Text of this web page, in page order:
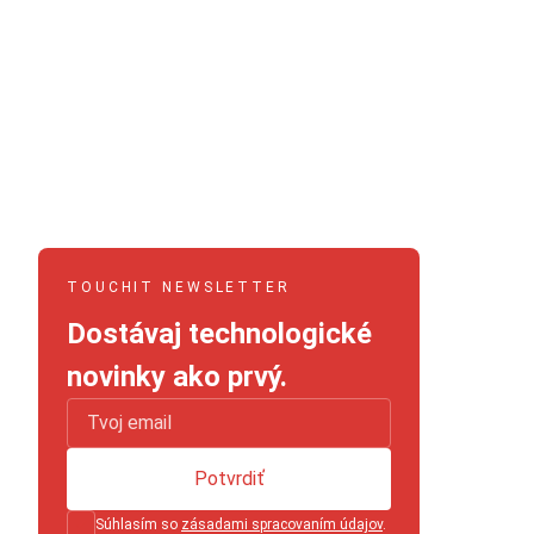
TOUCHIT NEWSLETTER
Dostávaj technologické
novinky ako prvý.
Súhlasím so zásadami spracovaním údajov.
Potvrdiť